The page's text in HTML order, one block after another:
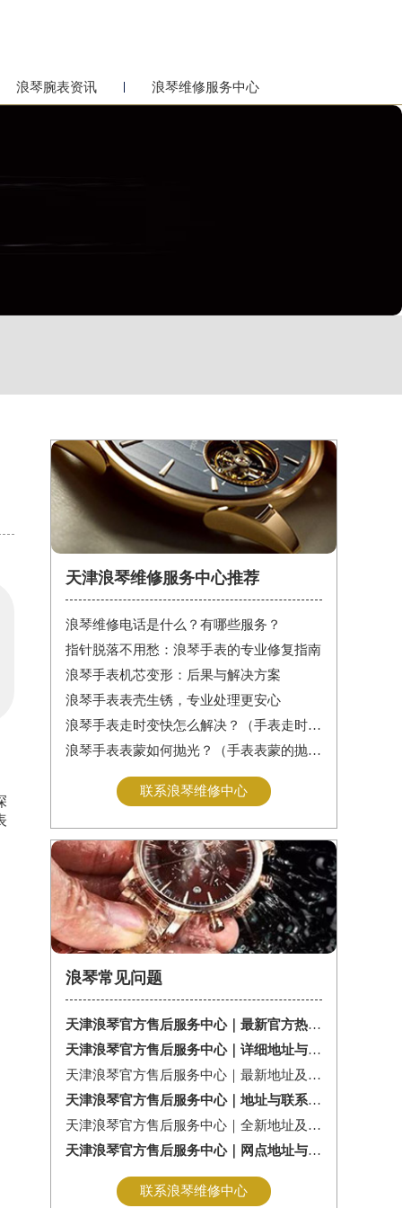
浪琴腕表资讯 浪琴维修服务中心
天津浪琴维修服务中心推荐
浪琴维修电话是什么？有哪些服务？
指针脱落不用愁：浪琴手表的专业修复指南
浪琴手表机芯变形：后果与解决方案
浪琴手表表壳生锈，专业处理更安心
浪琴手表走时变快怎么解决？（手表走时变快的解决方法）
浪琴手表表蒙如何抛光？（手表表蒙的抛光方法）
联系浪琴维修中心
浪琴常见问题
天津浪琴官方售后服务中心｜最新官方热线及维修地址权威信息通告（2026年7月最新）
天津浪琴官方售后服务中心｜详细地址与售后服务电话权威信息公告（2026年7月最新）
天津浪琴官方售后服务中心｜最新地址及官方售后热线权威信息公告（2026年7月最新）
天津浪琴官方售后服务中心｜地址与联系电话权威信息公告（2026年7月最新）
天津浪琴官方售后服务中心｜全新地址及服务热线权威信息公示（2026年7月最新）
天津浪琴官方售后服务中心｜网点地址与服务热线权威信息公示（2026年7月最新）
联系浪琴维修中心